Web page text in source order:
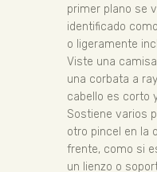
ARCHIVO
FUNDACIÓN
TIENDA
NOTICIAS
primer plano se
identificado
o ligeramente
Viste una
una corbata a
cabello es corto
Sostiene varios
otro pincel en la
frente, como si
un lienzo o